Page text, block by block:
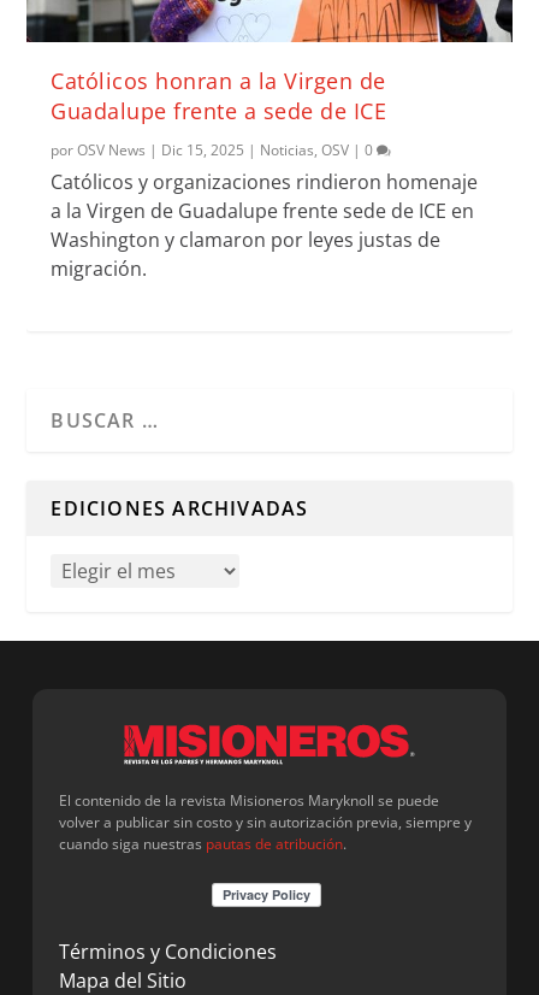
Católicos honran a la Virgen de
Guadalupe frente a sede de ICE
porOSV News | Dic 15, 2025 | Noticias,OSV |0
Católicos y organizaciones rindieron homenaje
a la Virgen de Guadalupe frente sede de ICE en
Washington y clamaron por leyes justas de
migración.
EDICIONES ARCHIVADAS
El contenido de la revista Misioneros Maryknoll se puede
volver a publicar sin costo y sin autorización previa, siempre y
cuando siga nuestras pautas de atribución.
Términos y Condiciones
Mapa del Sitio